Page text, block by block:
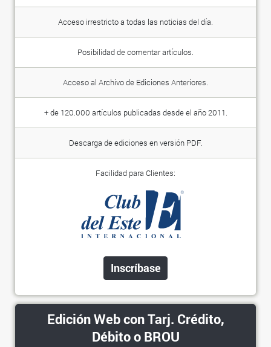
Acceso irrestricto a todas las noticias del día.
Posibilidad de comentar artículos.
Acceso al Archivo de Ediciones Anteriores.
+ de 120.000 artículos publicadas desde el año 2011.
Descarga de ediciones en versión PDF.
Facilidad para Clientes:
Inscríbase
Edición Web con Tarj. Crédito,
Débito o BROU